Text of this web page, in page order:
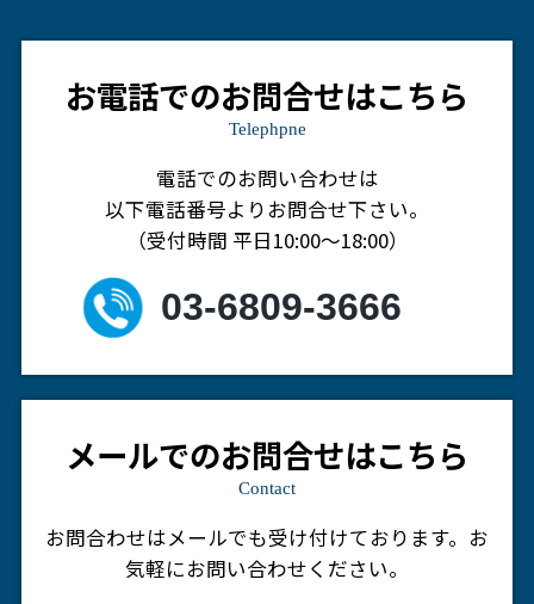
お電話でのお問合せはこちら
Telephpne
電話でのお問い合わせは
以下電話番号よりお問合せ下さい。
（受付時間 平日10:00～18:00）
03-6809-3666
メールでのお問合せはこちら
Contact
お問合わせはメールでも受け付けております。 お
気軽にお問い合わせください。